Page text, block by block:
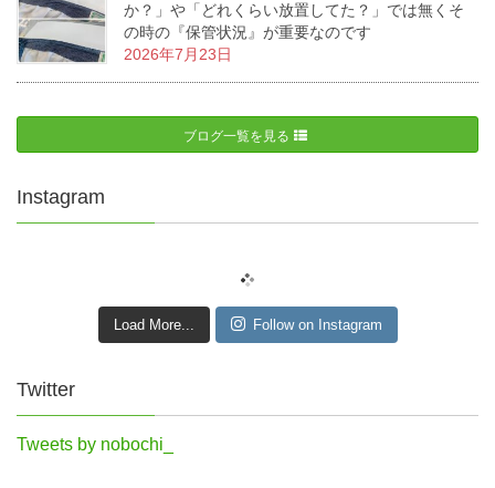
か？」や「どれくらい放置してた？」では無くそ
の時の『保管状況』が重要なのです
2026年7月23日
ブログ一覧を見る
Instagram
Load More... Follow on Instagram
Twitter
Tweets by nobochi_